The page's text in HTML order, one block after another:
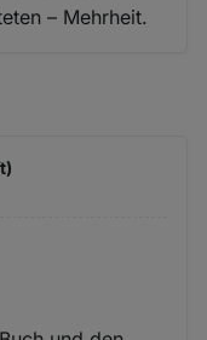
– Mehrheit.